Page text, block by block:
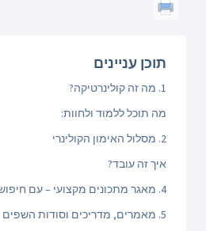
תוכן עניינים
1. מה זה קולינרטיקה?
מה תוכל ללמוד ולחוות:
2. מסלול האימון הקולינרי
איך זה עובד?
4. מאגר מתכונים מקצועי – עם חיפוש חכם במיוחד
5. מאמרים, מדריכים וסודות השפים